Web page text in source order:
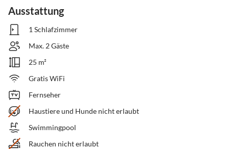
Ausstattung
1 Schlafzimmer
Max. 2 Gäste
25 m²
Gratis WiFi
Fernseher
Haustiere und Hunde nicht erlaubt
Swimmingpool
Rauchen nicht erlaubt